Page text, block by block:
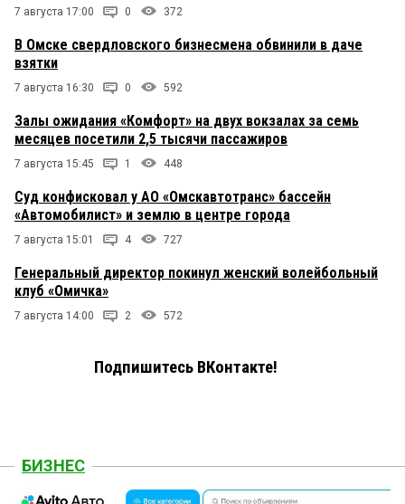
7 августа 17:00 0 372
В Омске свердловского бизнесмена обвинили в даче
взятки
7 августа 16:30 0 592
Залы ожидания «Комфорт» на двух вокзалах за семь
месяцев посетили 2,5 тысячи пассажиров
7 августа 15:45 1 448
Суд конфисковал у АО «Омскавтотранс» бассейн
«Автомобилист» и землю в центре города
7 августа 15:01 4 727
Генеральный директор покинул женский волейбольный
клуб «Омичка»
7 августа 14:00 2 572
Подпишитесь ВКонтакте!
БИЗНЕС